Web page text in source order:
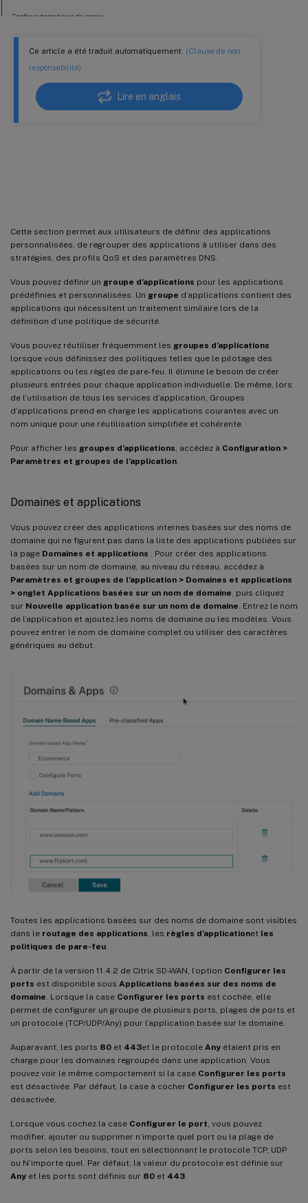
Ce article a été traduit automatiquement. (Clause de non
responsabilité)
Lire en anglais
Cette section permet aux utilisateurs de définir des applications
personnalisées, de regrouper des applications à utiliser dans des
stratégies, des profils QoS et des paramètres DNS.
Vous pouvez définir un groupe d’applications pour les applications
prédéfinies et personnalisées. Un groupe d’applications contient des
applications qui nécessitent un traitement similaire lors de la
définition d’une politique de sécurité.
Vous pouvez réutiliser fréquemment les groupes d’applications
lorsque vous définissez des politiques telles que le pilotage des
applications ou les règles de pare-feu. Il élimine le besoin de créer
plusieurs entrées pour chaque application individuelle. De même, lors
de l’utilisation de tous les services d’application, Groupes
d’applications prend en charge les applications courantes avec un
nom unique pour une réutilisation simplifiée et cohérente.
Pour afficher les groupes d’applications , accédez à Configuration >
Paramètres et groupes de l’application
Domaines et applications
Vous pouvez créer des applications internes basées sur des noms de
domaine qui ne figurent pas dans la liste des applications publiées sur
la page Domaines et applications . Pour créer des applications
basées sur un nom de domaine, au niveau du réseau, accédez à
Paramètres et groupes de l’application > Domaines et applications
> onglet Applications basées sur un nom de domaine , puis cliquez
sur Nouvelle application basée sur un nom de domaine . Entrez le nom
de l’application et ajoutez les noms de domaine ou les modèles. Vous
pouvez entrer le nom de domaine complet ou utiliser des caractères
génériques au début.
Toutes les applications basées sur des noms de domaine sont visibles
dans le routage des applications, les règles d’applicationet les
politiques de pare-feu.
À partir de la version 11.4.2 de Citrix SD-WAN, l’option Configurer les
ports est disponible sous Applications basées sur des noms de
domaine. Lorsque la case Configurer les ports est cochée, elle
permet de configurer un groupe de plusieurs ports, plages de ports et
un protocole (TCP/UDP/Any) pour l’application basée sur le domaine.
Auparavant, les ports 80 et 443et le protocole Any étaient pris en
charge pour les domaines regroupés dans une application. Vous
pouvez voir le même comportement si la case Configurer les ports
est désactivée. Par défaut, la case à cocher Configurer les ports est
désactivée.
Lorsque vous cochez la case Configurer le port, vous pouvez
modifier, ajouter ou supprimer n’importe quel port ou la plage de
ports selon les besoins, tout en sélectionnant le protocole TCP, UDP
ou N’importe quel. Par défaut, la valeur du protocole est définie sur
Any et les ports sont définis sur 80 et 443.
Config automatique du proxy
Paramètres DPI